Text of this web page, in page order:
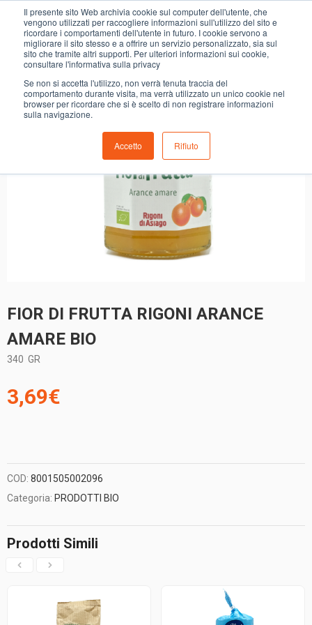
Il presente sito Web archivia cookie sul computer dell'utente, che
vengono utilizzati per raccogliere informazioni sull'utilizzo del sito e
ricordare i comportamenti dell'utente in futuro. I cookie servono a
migliorare il sito stesso e a offrire un servizio personalizzato, sia sul
sito che tramite altri supporti. Per ulteriori informazioni sui cookie,
consultare l'informativa sulla privacy
Se non si accetta l'utilizzo, non verrà tenuta traccia del
comportamento durante visita, ma verrà utilizzato un unico cookie nel
browser per ricordare che si è scelto di non registrare informazioni
sulla navigazione.
Accetto Rifiuto
FIOR DI FRUTTA RIGONI ARANCE AMARE BIO
FIOR DI FRUTTA RIGONI ARANCE
AMARE BIO
340 GR
3,69€
COD: 8001505002096
Categoria: PRODOTTI BIO
Prodotti Simili